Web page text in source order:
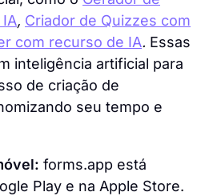
, Criador de Quizzes com
com recurso de IA. Essas
inteligência artificial para
de criação de
seu tempo e
forms.app está
Play e na Apple Store.